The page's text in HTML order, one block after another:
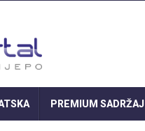
PREMIUM SADRŽAJ